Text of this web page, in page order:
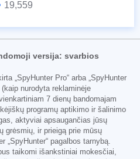
19,559
versija: svarbios
„SpyHunter Pro“ arba „SpyHunter
nurodyta reklaminėje
7 dienų bandomajam
programų aptikimo ir šalinimo
aktyviai apsaugančias jūsų
grėsmių, ir prieigą prie mūsų
„SpyHunter“ pagalbos tarnybą.
taikomi išankstiniai mokesčiai,